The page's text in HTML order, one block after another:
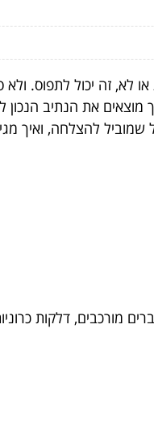
לא, זה יכול לתפוס.
את הנתיב
להצלחה, ואיך
מורכבים, דלקות